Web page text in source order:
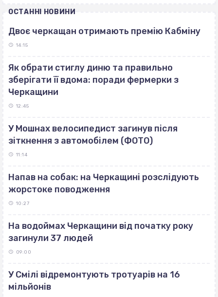
ОСТАННІ НОВИНИ
Двоє черкащан отримають премію Кабміну
14:15
Як обрати стиглу диню та правильно
зберігати її вдома: поради фермерки з
Черкащини
12:45
У Мошнах велосипедист загинув після
зіткнення з автомобілем (ФОТО)
11:14
Напав на собак: на Черкащині розслідують
жорстоке поводження
10:27
На водоймах Черкащини від початку року
загинули 37 людей
09:00
У Смілі відремонтують тротуарів на 16
мільйонів